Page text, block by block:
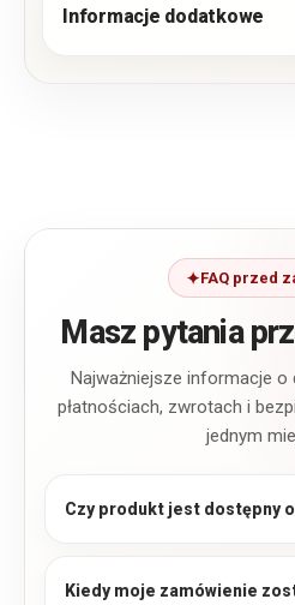
Informacje dodatkowe
FAQ przed
Masz pytania
Najważniejsze informacje o
płatnościach, zwrotach i
jednym
Czy produkt jest dostępny
Kiedy moje zamówienie